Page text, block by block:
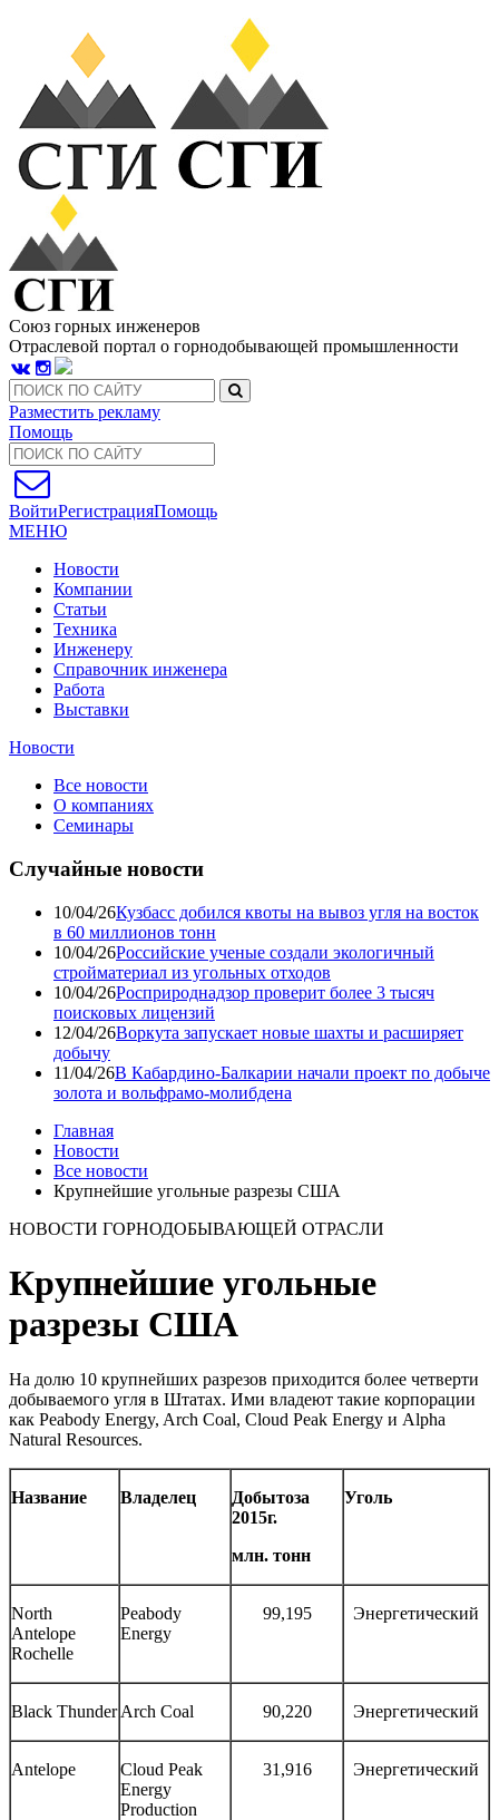
Союз горных инженеров
Отраслевой портал о горнодобывающей промышленности
Разместить рекламу
Помощь
ВойтиРегистрацияПомощь
МЕНЮ
Новости
Компании
Статьи
Техника
Инженеру
Справочник инженера
Работа
Выставки
Новости
Все новости
О компаниях
Семинары
Случайные новости
10/04/26Кузбасс добился квоты на вывоз угля на восток
в 60 миллионов тонн
10/04/26Российские ученые создали экологичный
стройматериал из угольных отходов
10/04/26Росприроднадзор проверит более 3 тысяч
поисковых лицензий
12/04/26Воркута запускает новые шахты и расширяет
добычу
11/04/26В Кабардино-Балкарии начали проект по добыче
золота и вольфрамо-молибдена
Главная
Новости
Все новости
Крупнейшие угольные разрезы США
НОВОСТИ ГОРНОДОБЫВАЮЩЕЙ ОТРАСЛИ
Крупнейшие угольные
разрезы США
На долю 10 крупнейших разрезов приходится более четверти
добываемого угля в Штатах. Ими владеют такие корпорации
как Peabody Energy, Arch Coal, Cloud Peak Energy и Alpha
Natural Resources.
Название Владелец Добытоза
2015г.
млн. тонн
Уголь
North
Antelope
Rochelle
Peabody
Energy
99,195 Энергетический
Black Thunder Arch Coal 90,220 Энергетический
Antelope
Cloud Peak
Energy
Production
31,916 Энергетический